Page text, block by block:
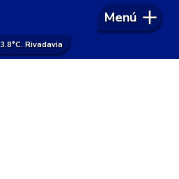
3.8°C. Rivadavia
Menú